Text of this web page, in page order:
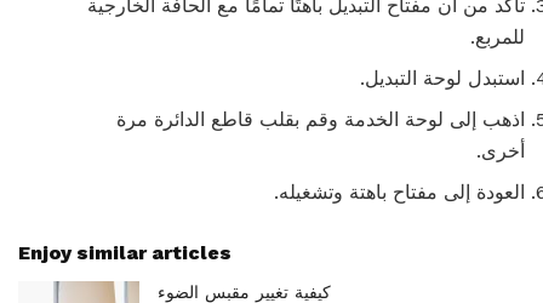
تأكد من أن مفتاح التبديل باهتًا تمامًا مع الحافة الخارجية
للمربع.
استبدل لوحة التبديل.
اذهب إلى لوحة الخدمة وقم بقلب قاطع الدائرة مرة
أخرى.
العودة إلى مفتاح باهتة وتشغيله.
Enjoy similar articles
كيفية تغيير مقبس الضوء